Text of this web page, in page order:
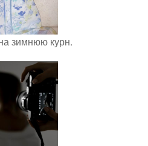
зимнюю курн.